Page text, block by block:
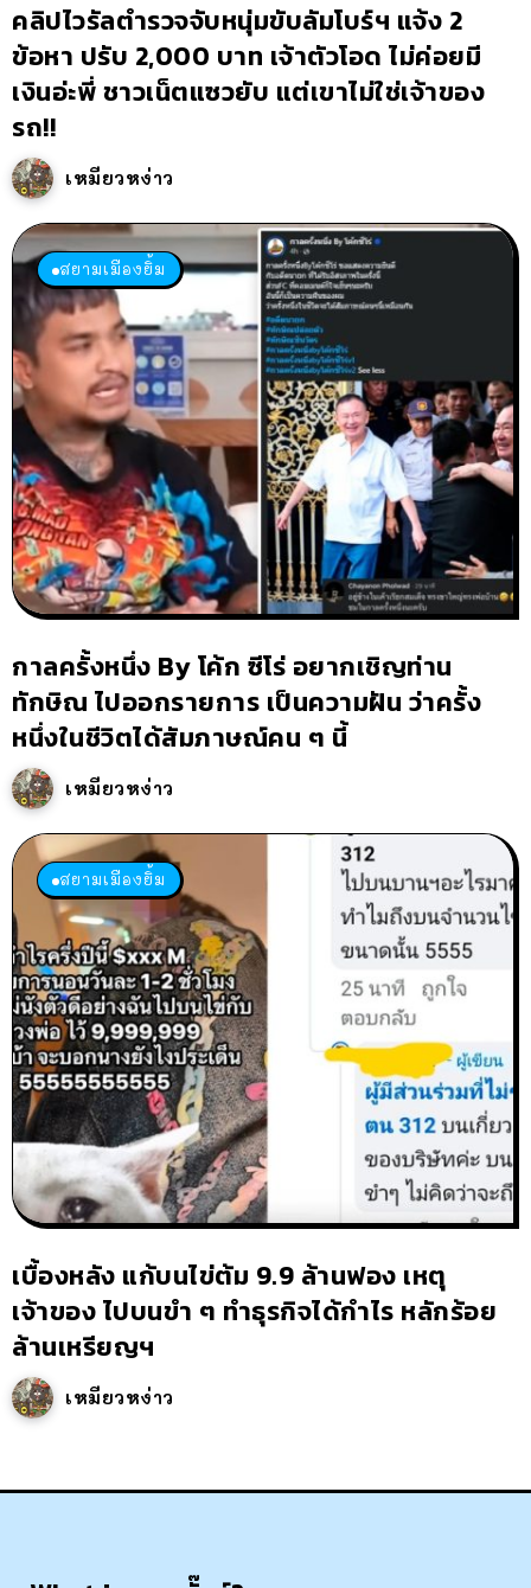
คลิปไวรัลตำรวจจับหนุ่มขับลัมโบร์ฯ แจ้ง 2
ข้อหา ปรับ 2,000 บาท เจ้าตัวโอด ไม่ค่อยมี
เงินอ่ะพี่ ชาวเน็ตแซวยับ แต่เขาไม่ใช่เจ้าของ
รถ!!
เหมียวหง่าว
สยามเมืองยิ้ม
กาลครั้งหนึ่ง By โค้ก ซีโร่ อยากเชิญท่าน
ทักษิณ ไปออกรายการ เป็นความฝัน ว่าครั้ง
หนึ่งในชีวิตได้สัมภาษณ์คน ๆ นี้
เหมียวหง่าว
สยามเมืองยิ้ม
เบื้องหลัง แก้บนไข่ต้ม 9.9 ล้านฟอง เหตุ
เจ้าของ ไปบนขำ ๆ ทำธุรกิจได้กำไร หลักร้อย
ล้านเหรียญฯ
เหมียวหง่าว